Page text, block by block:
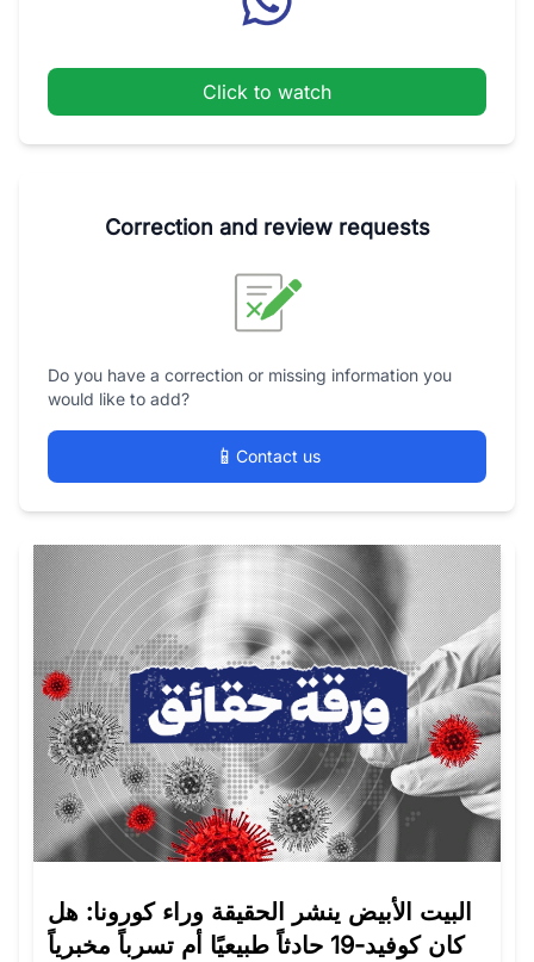
Click to watch
Correction and review requests
Do you have a correction or missing information you
would like to add?
📱 Contact us
البيت الأبيض ينشر الحقيقة وراء كورونا: هل
كان كوفيد-19 حادثاً طبيعيًا أم تسرباً مخبرياً